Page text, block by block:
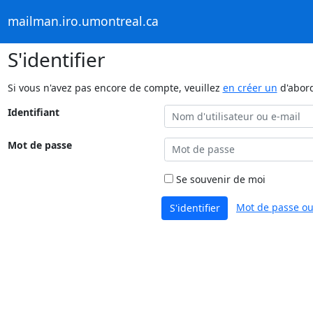
mailman.iro.umontreal.ca
S'identifier
Si vous n'avez pas encore de compte, veuillez en créer un
Identifiant
Mot de passe
Se souvenir de moi
S'identifier Mot de passe